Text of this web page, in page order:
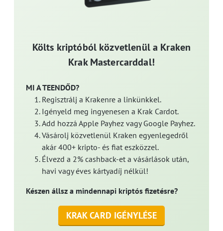
Költs kriptóból közvetlenül a Kraken
Krak Mastercarddal!
MI A TEENDŐD?
Regisztrálj a Krakenre a linkünkkel.
Igényeld meg ingyenesen a Krak Cardot.
Add hozzá Apple Payhez vagy Google Payhez.
Vásárolj közvetlenül Kraken egyenlegedről
akár 400+ kripto- és fiat eszközzel.
Élvezd a 2% cashback-et a vásárlások után,
havi vagy éves kártyadíj nélkül!
Készen állsz a mindennapi kriptós fizetésre?
KRAK CARD IGÉNYLÉSE